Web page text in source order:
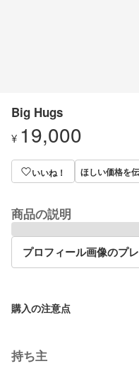
Big Hugs
¥ 19,000
いいね！ ほしい価格を
商品の説明
プロフィール画像のプ
購入の注意点
持ち主